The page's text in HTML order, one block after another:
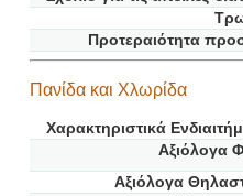
Προτεραιότητα
Πανίδα και Χλωρίδα
Χαρακτηριστικά
Αξιόλογα
Αξιόλογα